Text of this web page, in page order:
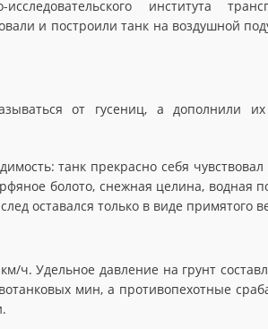
института
и построили танк на воздушной
от гусениц, а дополнили
танк прекрасно себя
болото, снежная целина, водная
оставался только в виде примятого
ч. Удельное давление на грунт
мин, а противопехотные